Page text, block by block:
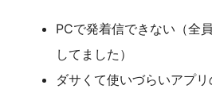
PCで発着信できない（全
してました）
ダサくて使いづらいアプリ